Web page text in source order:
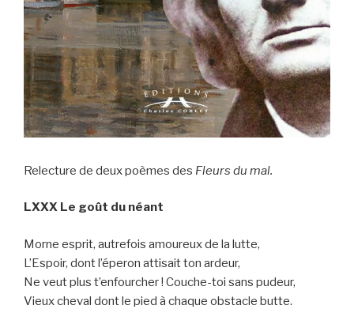
Relecture de deux poèmes des Fleurs du mal.
LXXX Le goût du néant
Morne esprit, autrefois amoureux de la lutte,
L’Espoir, dont l’éperon attisait ton ardeur,
Ne veut plus t’enfourcher ! Couche-toi sans pudeur,
Vieux cheval dont le pied à chaque obstacle butte.